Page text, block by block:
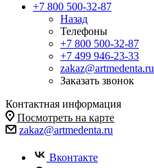
+7 800 500-32-87
Назад
Телефоны
+7 800 500-32-87
+7 499 946-23-33
zakaz@artmedenta.ru
Заказать звонок
Контактная информация
Посмотреть на карте
zakaz@artmedenta.ru
Вконтакте